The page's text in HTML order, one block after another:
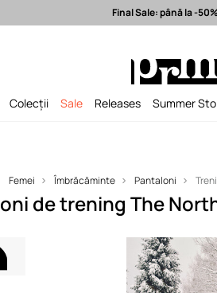
Expediere în 24h >Final Sale: până la -50%
Colecții Sale Releases Summer
Femei Îmbrăcăminte Pantaloni
de trening The